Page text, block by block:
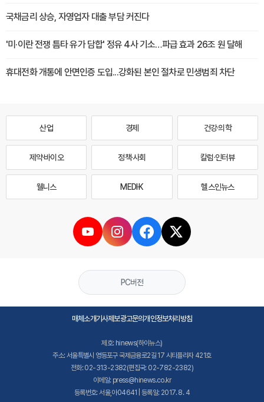
국채금리 상승, 자영업자 대출 부담 커진다
'미·이란 전쟁 틈타 유가 담합' 정유 4사 기소…파급 효과 26조 원 달해
휴대전화 개통에 안면인증 도입...강화된 본인 절차로 민생범죄 차단
산업 경제 건강·의학
제약·바이오 정책·사회 칼럼·인터뷰
웰니스 MEDI·K 헬스인뉴스
PC버전
매체소개기사제보광고문의개인정보처리방침
제호: hinews(하이뉴스)
주소: 서울특별시 영등포구 국제금융로2길 17 시티플라자 421호
전화: 02-313-2382(편집국: 02-782-2382)
이메일: press@hinews.co.kr
등록번호: 서울,아04641 | 등록일: 2017. 8. 4